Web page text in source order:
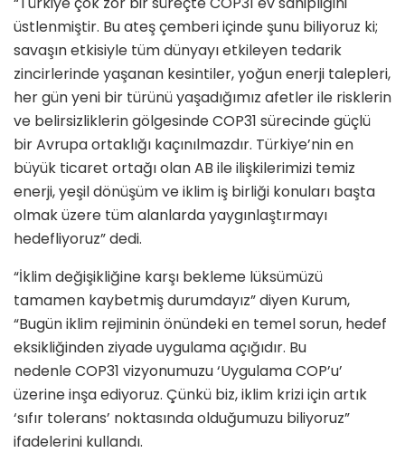
üstlenmiştir. Bu ateş çemberi içinde şunu biliyoruz ki;
savaşın etkisiyle tüm dünyayı etkileyen tedarik
zincirlerinde yaşanan kesintiler, yoğun enerji talepleri,
her gün yeni bir türünü yaşadığımız afetler ile risklerin
ve belirsizliklerin gölgesinde COP31 sürecinde güçlü
bir Avrupa ortaklığı kaçınılmazdır. Türkiye’nin en
büyük ticaret ortağı olan AB ile ilişkilerimizi temiz
enerji, yeşil dönüşüm ve iklim iş birliği konuları başta
olmak üzere tüm alanlarda yaygınlaştırmayı
hedefliyoruz” dedi.
“İklim değişikliğine karşı bekleme lüksümüzü
tamamen kaybetmiş durumdayız” diyen Kurum,
“Bugün iklim rejiminin önündeki en temel sorun, hedef
eksikliğinden ziyade uygulama açığıdır. Bu
nedenle COP31 vizyonumuzu ‘Uygulama COP’u’
üzerine inşa ediyoruz. Çünkü biz, iklim krizi için artık
‘sıfır tolerans’ noktasında olduğumuzu biliyoruz”
ifadelerini kullandı.